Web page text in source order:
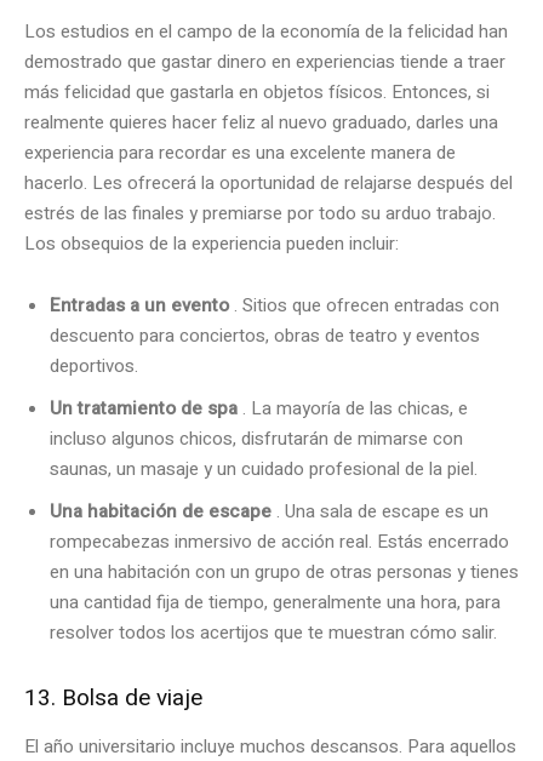
Los estudios en el campo de la economía de la felicidad han
demostrado que gastar dinero en experiencias tiende a traer
más felicidad que gastarla en objetos físicos. Entonces, si
realmente quieres hacer feliz al nuevo graduado, darles una
experiencia para recordar es una excelente manera de
hacerlo. Les ofrecerá la oportunidad de relajarse después del
estrés de las finales y premiarse por todo su arduo trabajo.
Los obsequios de la experiencia pueden incluir:
Entradas a un evento. Sitios que ofrecen entradas con
descuento para conciertos, obras de teatro y eventos
deportivos.
Un tratamiento de spa . La mayoría de las chicas, e
incluso algunos chicos, disfrutarán de mimarse con
saunas, un masaje y un cuidado profesional de la piel.
Una habitación de escape . Una sala de escape es un
rompecabezas inmersivo de acción real. Estás encerrado
en una habitación con un grupo de otras personas y tienes
una cantidad fija de tiempo, generalmente una hora, para
resolver todos los acertijos que te muestran cómo salir.
13. Bolsa de viaje
El año universitario incluye muchos descansos. Para aquellos